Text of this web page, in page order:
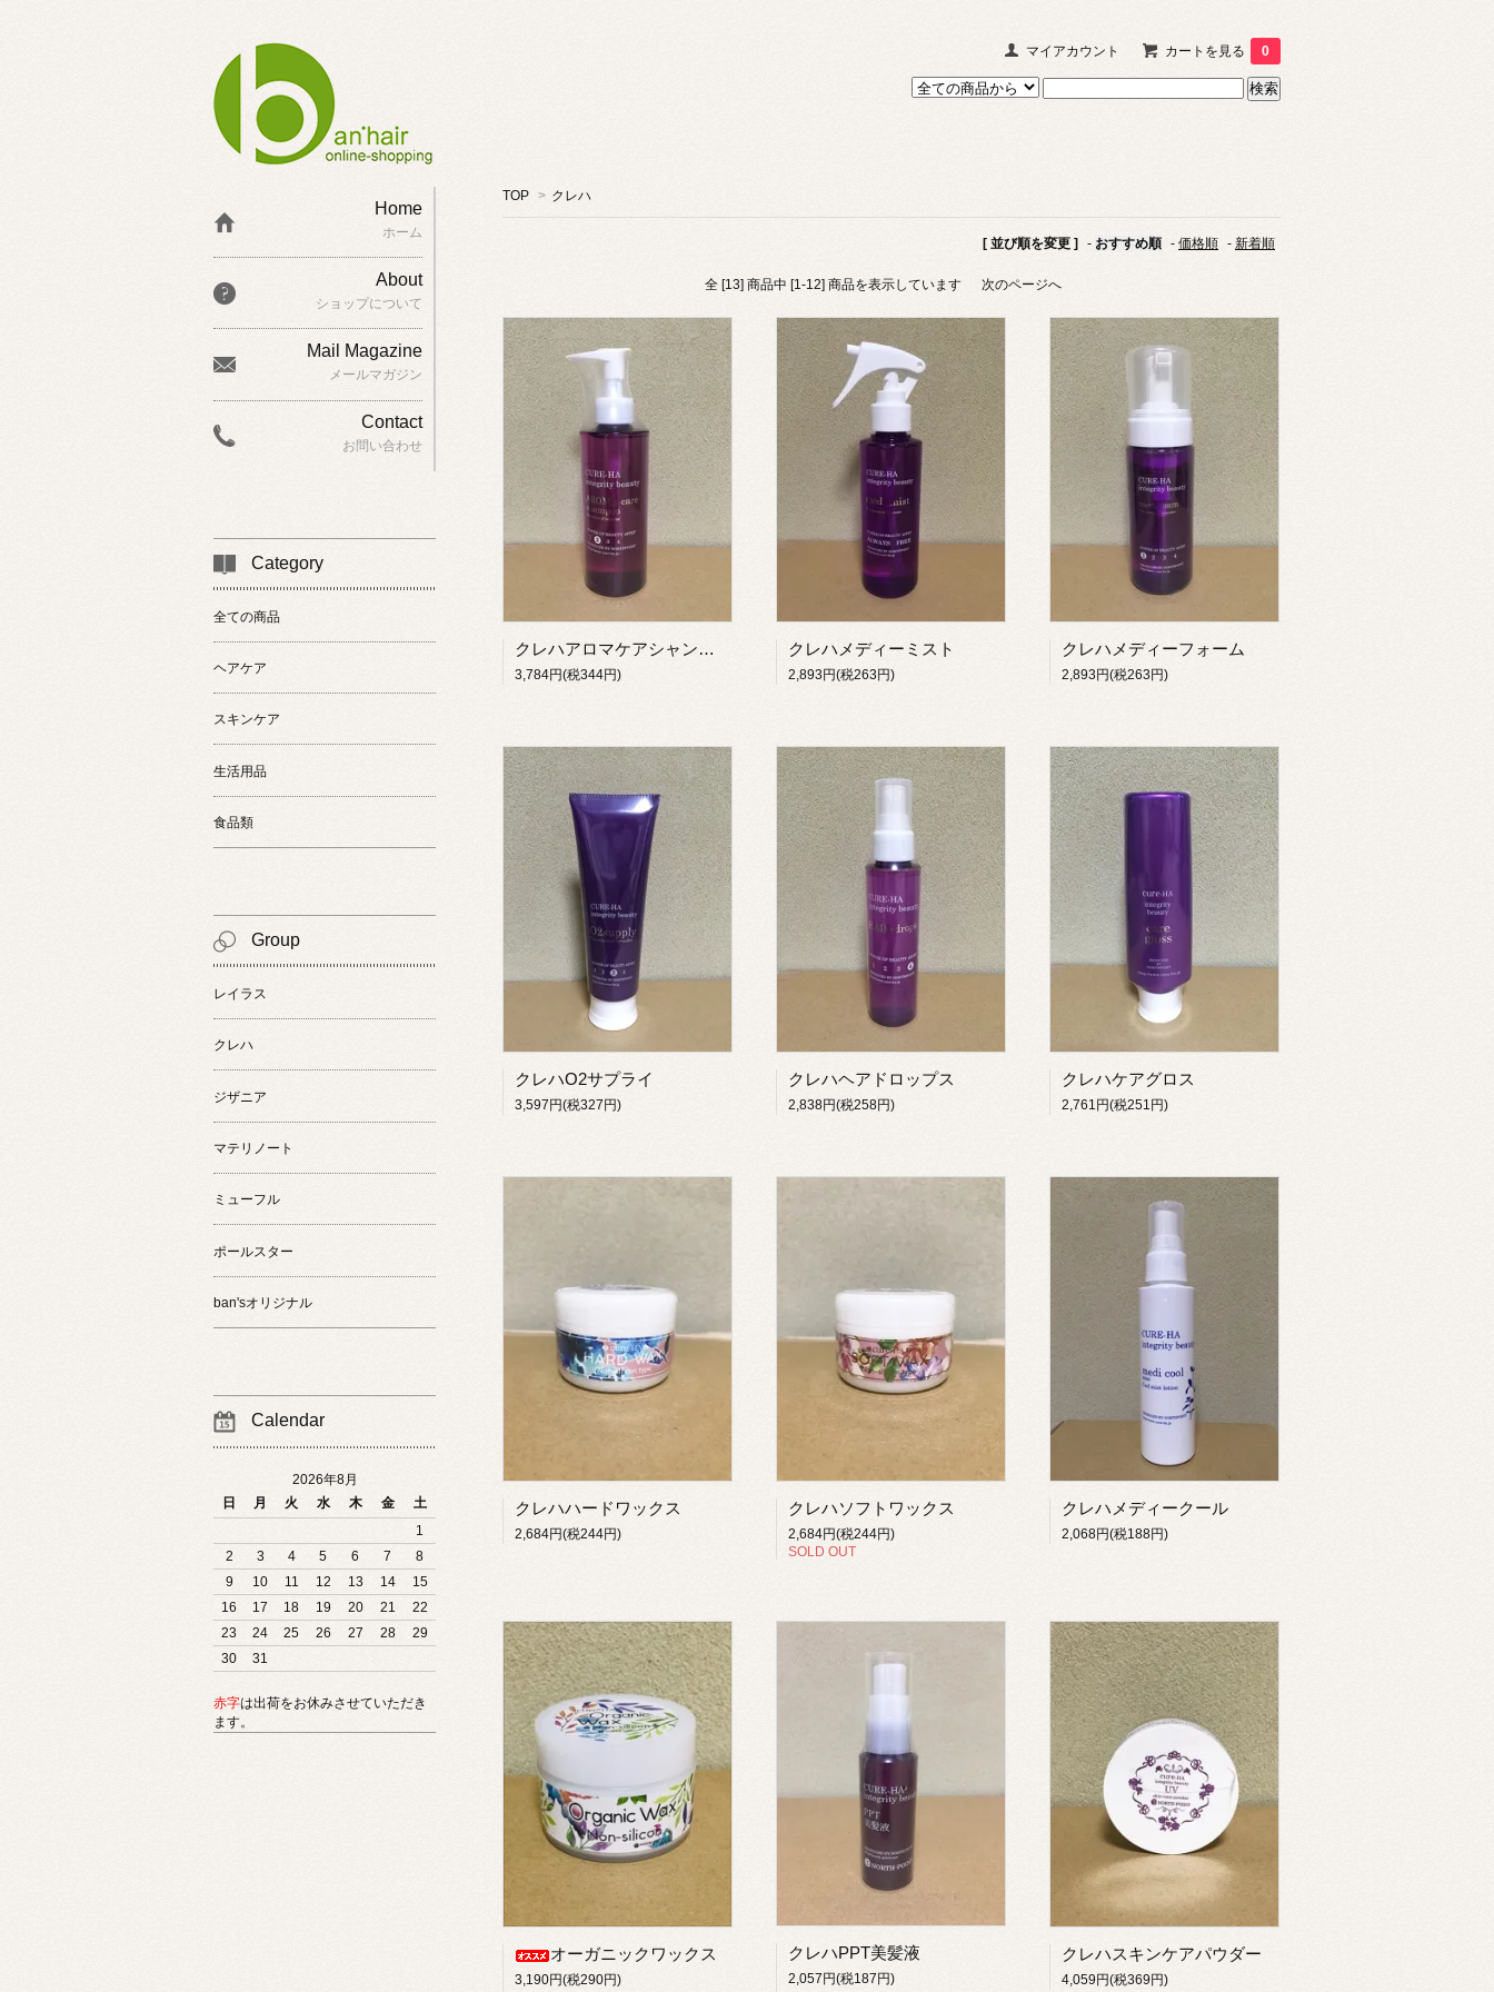
マイアカウント カートを見る 0
TOP > クレハ
[ 並び順を変更 ] - おすすめ順 - 価格順 - 新着順
全 [13] 商品中 [1-12] 商品を表示しています 次のページへ
クレハアロマケアシャンプー
3,784円(税344円)
クレハメディーミスト
2,893円(税263円)
クレハメディーフォーム
2,893円(税263円)
クレハO2サプライ
3,597円(税327円)
クレハヘアドロップス
2,838円(税258円)
クレハケアグロス
2,761円(税251円)
クレハハードワックス
2,684円(税244円)
クレハソフトワックス
2,684円(税244円)
SOLD OUT
クレハメディークール
2,068円(税188円)
オーガニックワックス
3,190円(税290円)
クレハPPT美髪液
2,057円(税187円)
クレハスキンケアパウダー
4,059円(税369円)
Home
ホーム
About
ショップについて
Mail Magazine
メールマガジン
Contact
お問い合わせ
Category
全ての商品
ヘアケア
スキンケア
生活用品
食品類
Group
レイラス
クレハ
ジザニア
マテリノート
ミューフル
ポールスター
ban'sオリジナル
Calendar
2026年8月
日
月 火 水 木 金
土
1
2
3 4 5 6 7
8
9
10 11 12 13 14
15
16
17 18 19 20 21
22
23
24 25 26 27 28
29
30
31
赤字は出荷をお休みさせていただき
ます。